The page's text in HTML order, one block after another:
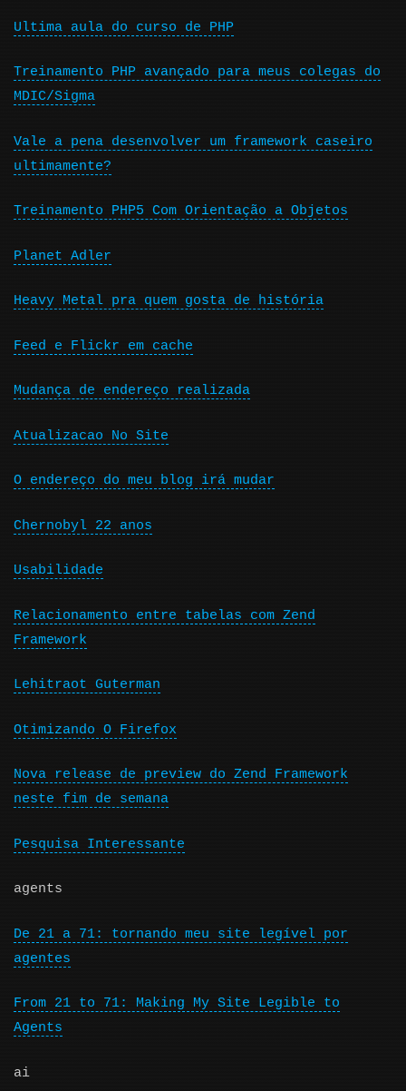
Ultima aula do curso de PHP
Treinamento PHP avançado para meus colegas do
MDIC/Sigma
Vale a pena desenvolver um framework caseiro
ultimamente?
Treinamento PHP5 Com Orientação a Objetos
Planet Adler
Heavy Metal pra quem gosta de história
Feed e Flickr em cache
Mudança de endereço realizada
Atualizacao No Site
O endereço do meu blog irá mudar
Chernobyl 22 anos
Usabilidade
Relacionamento entre tabelas com Zend
Framework
Lehitraot Guterman
Otimizando O Firefox
Nova release de preview do Zend Framework
neste fim de semana
Pesquisa Interessante
agents
De 21 a 71: tornando meu site legível por
agentes
From 21 to 71: Making My Site Legible to
Agents
ai